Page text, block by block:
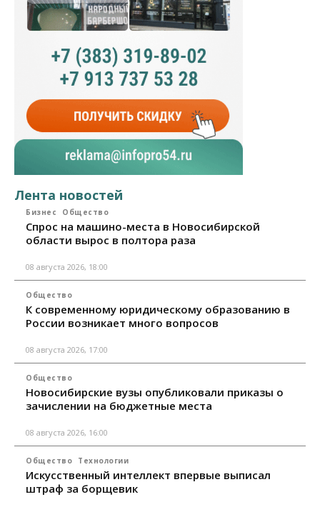
Лента новостей
Бизнес Общество
Спрос на машино-места в Новосибирской
области вырос в полтора раза
08 августа 2026, 18:00
Общество
К современному юридическому образованию в
России возникает много вопросов
08 августа 2026, 17:00
Общество
Новосибирские вузы опубликовали приказы о
зачислении на бюджетные места
08 августа 2026, 16:00
Общество Технологии
Искусственный интеллект впервые выписал
штраф за борщевик